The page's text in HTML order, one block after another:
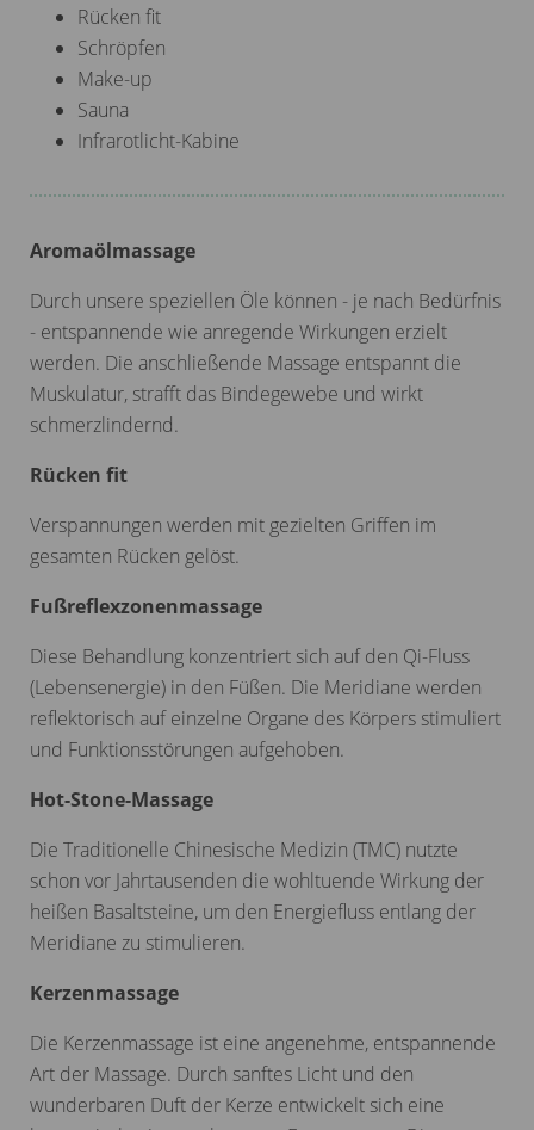
Rücken fit
Schröpfen
Make-up
Sauna
Infrarotlicht-Kabine
Aromaölmassage
Durch unsere speziellen Öle können - je nach Bedürfnis
- entspannende wie anregende Wirkungen erzielt
werden. Die anschließende Massage entspannt die
Muskulatur, strafft das Bindegewebe und wirkt
schmerzlindernd.
Rücken fit
Verspannungen werden mit gezielten Griffen im
gesamten Rücken gelöst.
Fußreflexzonenmassage
Diese Behandlung konzentriert sich auf den Qi-Fluss
(Lebensenergie) in den Füßen. Die Meridiane werden
reflektorisch auf einzelne Organe des Körpers stimuliert
und Funktionsstörungen aufgehoben.
Hot-Stone-Massage
Die Traditionelle Chinesische Medizin (TMC) nutzte
schon vor Jahrtausenden die wohltuende Wirkung der
heißen Basaltsteine, um den Energiefluss entlang der
Meridiane zu stimulieren.
Kerzenmassage
Die Kerzenmassage ist eine angenehme, entspannende
Art der Massage. Durch sanftes Licht und den
wunderbaren Duft der Kerze entwickelt sich eine